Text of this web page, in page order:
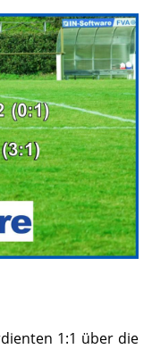
1:1 über die